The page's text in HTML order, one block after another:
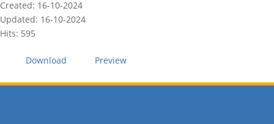
Created: 16-10-2024
Updated: 16-10-2024
Hits: 595
Download Preview